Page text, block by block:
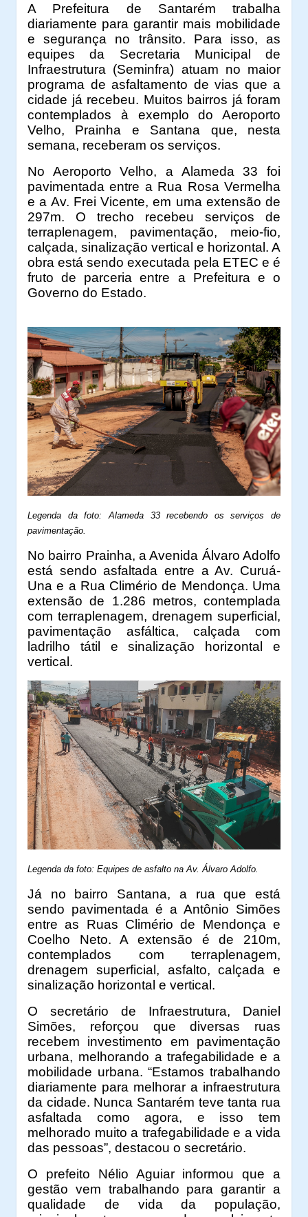
A Prefeitura de Santarém trabalha
diariamente para garantir mais mobilidade
e segurança no trânsito. Para isso, as
equipes da Secretaria Municipal de
Infraestrutura (Seminfra) atuam no maior
programa de asfaltamento de vias que a
cidade já recebeu. Muitos bairros já foram
contemplados à exemplo do Aeroporto
Velho, Prainha e Santana que, nesta
semana, receberam os serviços.
No Aeroporto Velho, a Alameda 33 foi
pavimentada entre a Rua Rosa Vermelha
e a Av. Frei Vicente, em uma extensão de
297m. O trecho recebeu serviços de
terraplenagem, pavimentação, meio-fio,
calçada, sinalização vertical e horizontal. A
obra está sendo executada pela ETEC e é
fruto de parceria entre a Prefeitura e o
Governo do Estado.
Legenda da foto: Alameda 33 recebendo os serviços de
pavimentação.
No bairro Prainha, a Avenida Álvaro Adolfo
está sendo asfaltada entre a Av. Curuá-
Una e a Rua Climério de Mendonça. Uma
extensão de 1.286 metros, contemplada
com terraplenagem, drenagem superficial,
pavimentação asfáltica, calçada com
ladrilho tátil e sinalização horizontal e
vertical.
Legenda da foto: Equipes de asfalto na Av. Álvaro Adolfo.
Já no bairro Santana, a rua que está
sendo pavimentada é a Antônio Simões
entre as Ruas Climério de Mendonça e
Coelho Neto. A extensão é de 210m,
contemplados com terraplenagem,
drenagem superficial, asfalto, calçada e
sinalização horizontal e vertical.
O secretário de Infraestrutura, Daniel
Simões, reforçou que diversas ruas
recebem investimento em pavimentação
urbana, melhorando a trafegabilidade e a
mobilidade urbana. “Estamos trabalhando
diariamente para melhorar a infraestrutura
da cidade. Nunca Santarém teve tanta rua
asfaltada como agora, e isso tem
melhorado muito a trafegabilidade e a vida
das pessoas”, destacou o secretário.
O prefeito Nélio Aguiar informou que a
gestão vem trabalhando para garantir a
qualidade de vida da população,